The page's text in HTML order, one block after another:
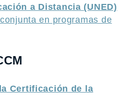
a Distancia (UNED)
en programas de
Certificación de la